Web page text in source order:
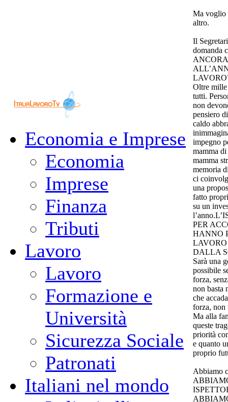
Economia e Imprese
Economia
Imprese
Finanza
Tributi
Lavoro
Lavoro
Formazione e
Università
Sicurezza Sociale
Patronati
Italiani nel mondo
Ma voglio
altro.
Il
domanda
Oltre mille
tutti.
non
pensiero
caldo
impegno
mamma
mamma
memoria
ci
una
fatto
su un
PER
HANNO
DALLA
Sarà una
possibile
forza,
non basta
che
forza, non
Ma alla
queste
priorità
e quanto
proprio
Abbiamo